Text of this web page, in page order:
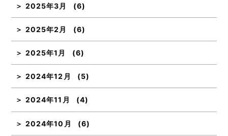
2025年3月 (6)
2025年2月 (6)
2025年1月 (6)
2024年12月 (5)
2024年11月 (4)
2024年10月 (6)